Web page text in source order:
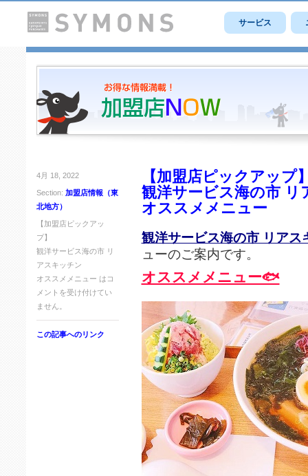
サービス
4月 18, 2022
Section: 加盟店情報（東
北地方）
【加盟店ピックアッ
プ】
観洋サービス海の市 リ
アスキッチン
オススメメニュー は コ
メントを受け付けてい
ません。
この記事へのリンク
【加盟店ピックアップ
観洋サービス海の市 リ
オススメメニュー
観洋サービス海の市 リアス
ューのご案内です。
オススメメニュー🐟